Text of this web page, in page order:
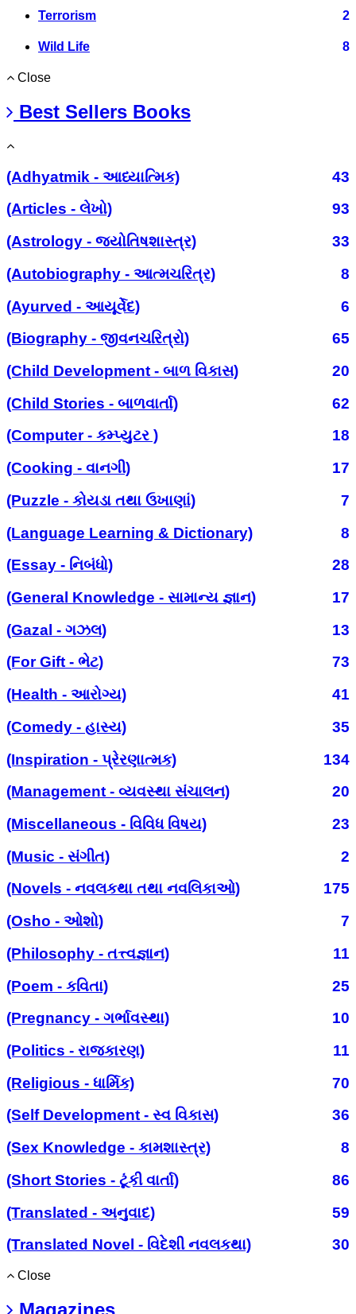
Terrorism 2
Wild Life 8
Close
Best Sellers Books
(Adhyatmik - આધ્યાત્મિક)
43
(Articles - લેખો)
93
(Astrology - જ્યોતિષશાસ્ત્ર)
33
(Autobiography - આત્મચરિત્ર)
8
(Ayurved - આયૂર્વેદ)
6
(Biography - જીવનચરિત્રો)
65
(Child Development - બાળ વિકાસ)
20
(Child Stories - બાળવાર્તા)
62
(Computer - કમ્પ્યુટર )
18
(Cooking - વાનગી)
17
(Puzzle - કોયડા તથા ઉખાણાં)
7
(Language Learning & Dictionary)
8
(Essay - નિબંધો)
28
(General Knowledge - સામાન્ય જ્ઞાન)
17
(Gazal - ગઝલ)
13
(For Gift - ભેટ)
73
(Health - આરોગ્ય)
41
(Comedy - હાસ્ય)
35
(Inspiration - પ્રેરણાત્મક)
134
(Management - વ્યવસ્થા સંચાલન)
20
(Miscellaneous - વિવિધ વિષય)
23
(Music - સંગીત)
2
(Novels - નવલકથા તથા નવલિકાઓ)
175
(Osho - ઓશો)
7
(Philosophy - તત્ત્વજ્ઞાન)
11
(Poem - કવિતા)
25
(Pregnancy - ગર્ભાવસ્થા)
10
(Politics - રાજકારણ)
11
(Religious - ધાર્મિક)
70
(Self Development - સ્વ વિકાસ)
36
(Sex Knowledge - કામશાસ્ત્ર)
8
(Short Stories - ટૂંકી વાર્તા)
86
(Translated - અનુવાદ)
59
(Translated Novel - વિદેશી નવલકથા)
30
Close
Magazines